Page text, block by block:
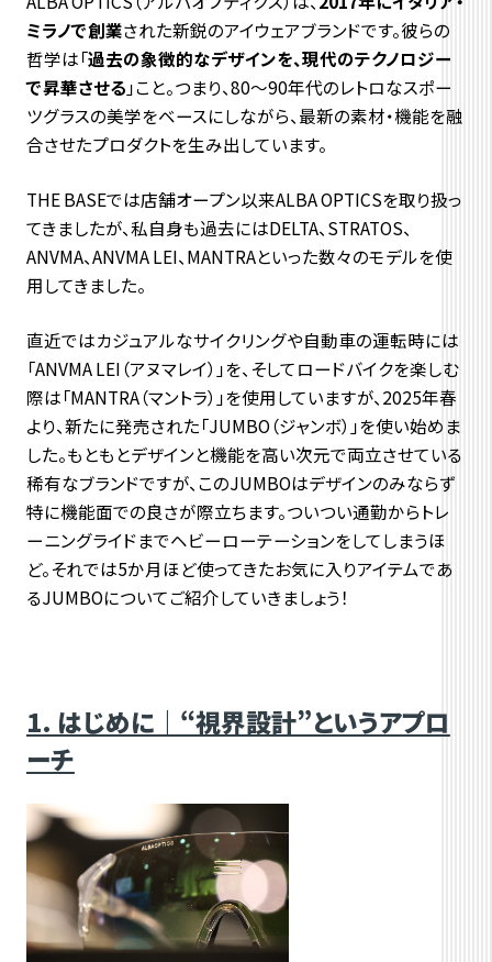
ミラノで創業された新鋭のアイウェアブランドです。彼らの
哲学は「過去の象徴的なデザインを、現代のテクノロジー
で昇華させる 」こと。つまり、80〜90年代のレトロなスポー
ツグラスの美学をベースにしながら、最新の素材・機能を融
合させたプロダクトを生み出しています。
THE BASEでは店舗オープン以来ALBA OPTICSを取り扱っ
てきましたが、私自身も過去にはDELTA、STRATOS、
ANVMA、ANVMA LEI、MANTRAといった数々のモデルを使
用してきました。
直近ではカジュアルなサイクリングや自動車の運転時には
「ANVMA LEI（アヌマレイ）」を、そしてロードバイクを楽しむ
際は「MANTRA（マントラ）」を使用していますが、2025年春
より、新たに発売された「JUMBO（ジャンボ）」を使い始めま
した。もともとデザインと機能を高い次元で両立させている
稀有なブランドですが、このJUMBOはデザインのみならず
特に機能面での良さが際立ちます。ついつい通勤からトレ
ーニングライドまでヘビーローテーションをしてしまうほ
ど。それでは5か月ほど使ってきたお気に入りアイテムであ
るJUMBOについてご紹介していきましょう！
1. はじめに｜“視界設計”というアプロ
ーチ